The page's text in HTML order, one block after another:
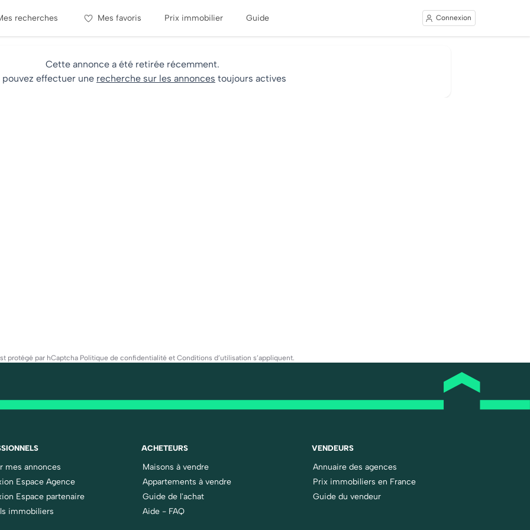
recherches Mes favoris Prix immobilier Guide Connexion
Cette annonce a été retirée récemment.
pouvez effectuer une recherche sur les annonces toujours actives
protégé par hCaptcha Politique de confidentialitéet Conditions d’utilisation s’appliquent.
mes annonces
Espace Agence
Espace partenaire
immobiliers
ACHETEURS
Maisons à vendre
Appartements à vendre
Guide de l'achat
Aide - FAQ
VENDEURS
Annuaire des agences
Prix immobiliers en France
Guide du vendeur